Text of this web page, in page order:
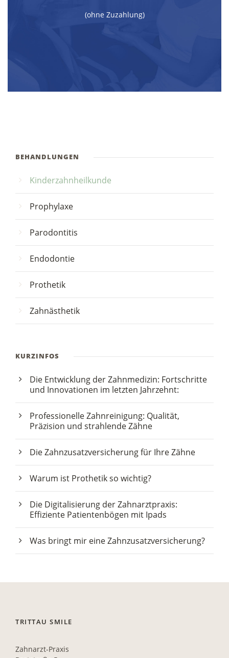
(ohne Zuzahlung)
BEHANDLUNGEN
Kinderzahnheilkunde
Prophylaxe
Parodontitis
Endodontie
Prothetik
Zahnästhetik
KURZINFOS
Die Entwicklung der Zahnmedizin: Fortschritte
und Innovationen im letzten Jahrzehnt:
Professionelle Zahnreinigung: Qualität,
Präzision und strahlende Zähne
Die Zahnzusatzversicherung für Ihre Zähne
Warum ist Prothetik so wichtig?
Die Digitalisierung der Zahnarztpraxis:
Effiziente Patientenbögen mit Ipads
Was bringt mir eine Zahnzusatzversicherung?
TRITTAU SMILE
Zahnarzt-Praxis